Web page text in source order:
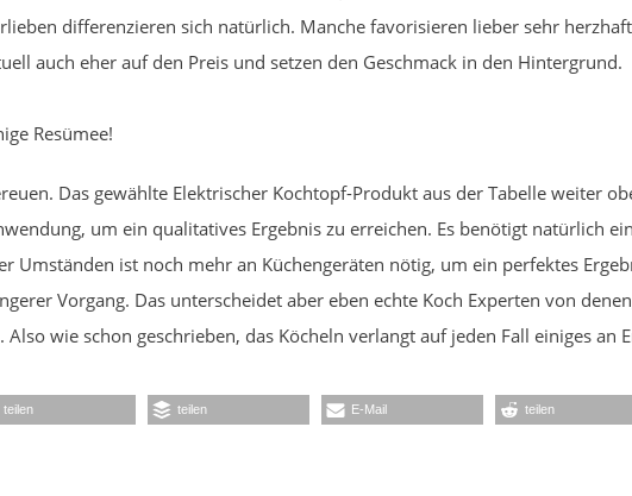
differenzieren sich natürlich. Manche favorisieren lieber sehr
auch eher auf den Preis und setzen den Geschmack in den Hintergrund.
Resümee!
Das gewählte Elektrischer Kochtopf-Produkt aus der Tabelle weiter
um ein qualitatives Ergebnis zu erreichen. Es benötigt natürlich
Umständen ist noch mehr an Küchengeräten nötig, um ein perfektes
Vorgang. Das unterscheidet aber eben echte Koch Experten von
wie schon geschrieben, das Köcheln verlangt auf jeden Fall einiges an
teilen teilen E-Mail teilen